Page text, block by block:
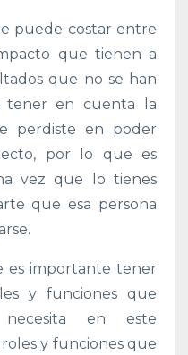
puede costar entre
que tienen a
que no se han
tener en cuenta la
perdiste en poder
por lo que es
vez que lo tienes
que esa persona
es importante tener
y funciones que
necesita en este
y funciones que